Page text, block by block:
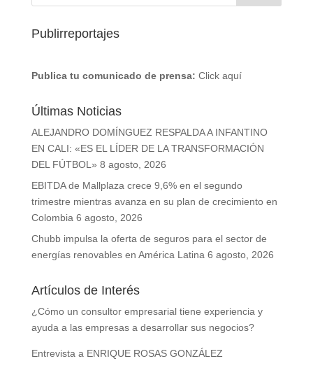
Publirreportajes
Publica tu comunicado de prensa: Click aquí
Últimas Noticias
ALEJANDRO DOMÍNGUEZ RESPALDA A INFANTINO
EN CALI: «ES EL LÍDER DE LA TRANSFORMACIÓN
DEL FÚTBOL» 8 agosto, 2026
EBITDA de Mallplaza crece 9,6% en el segundo
trimestre mientras avanza en su plan de crecimiento en
Colombia 6 agosto, 2026
Chubb impulsa la oferta de seguros para el sector de
energías renovables en América Latina 6 agosto, 2026
Artículos de Interés
¿Cómo un consultor empresarial tiene experiencia y
ayuda a las empresas a desarrollar sus negocios?
Entrevista a ENRIQUE ROSAS GONZÁLEZ